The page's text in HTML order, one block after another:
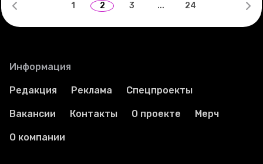
1 2 3 ... 24
Информация
Редакция Реклама Спецпроекты
Вакансии Контакты О проекте Мерч
О компании